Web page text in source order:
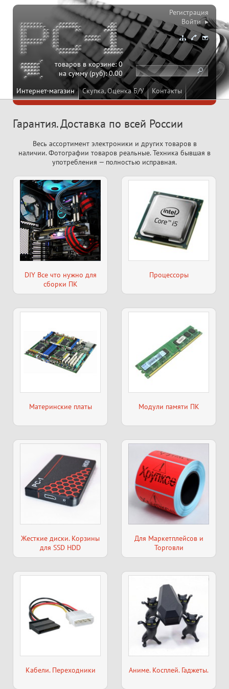
Интернет-магазин Скупка, Оценка Б/У Контакты
товаров в корзине:0
на сумму (руб):0.00
Регистрация
Войти ▸
Гарантия. Доставка по всей России
Весь ассортимент электроники и других товаров в
наличии. Фотографии товаров реальные. Техника бывшая в
употребления — полностью исправная.
DIY Все что нужно для
сборки ПК
Процессоры
Материнские платы Модули памяти ПК
Жесткие диски. Корзины
для SSD HDD
Для Маркетплейсов и
Торговли
Кабели. Переходники Аниме. Косплей. Гаджеты.